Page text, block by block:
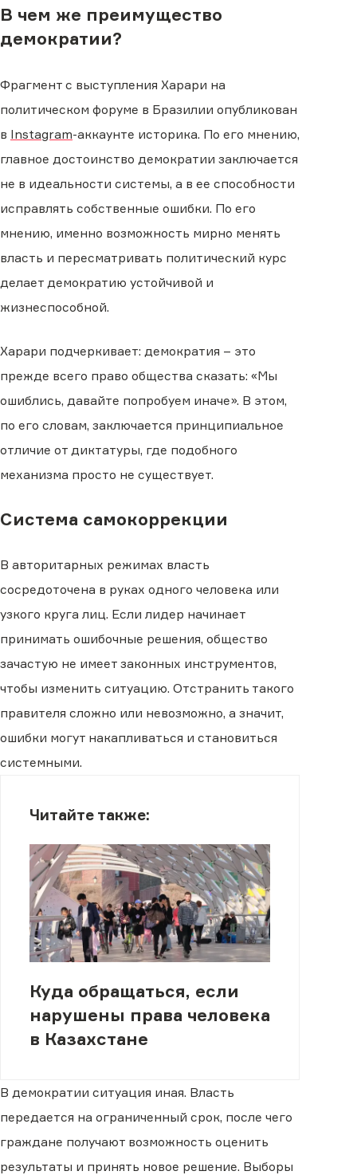
В чем же преимущество
демократии?
Фрагмент с выступления Харари на
политическом форуме в Бразилии опубликован
в Instagram-аккаунте историка. По его мнению,
главное достоинство демократии заключается
не в идеальности системы, а в ее способности
исправлять собственные ошибки. По его
мнению, именно возможность мирно менять
власть и пересматривать политический курс
делает демократию устойчивой и
жизнеспособной.
Харари подчеркивает: демократия – это
прежде всего право общества сказать: «Мы
ошиблись, давайте попробуем иначе». В этом,
по его словам, заключается принципиальное
отличие от диктатуры, где подобного
механизма просто не существует.
Система самокоррекции
В авторитарных режимах власть
сосредоточена в руках одного человека или
узкого круга лиц. Если лидер начинает
принимать ошибочные решения, общество
зачастую не имеет законных инструментов,
чтобы изменить ситуацию. Отстранить такого
правителя сложно или невозможно, а значит,
ошибки могут накапливаться и становиться
системными.
Читайте также:
Куда обращаться, если
нарушены права человека
в Казахстане
В демократии ситуация иная. Власть
передается на ограниченный срок, после чего
граждане получают возможность оценить
результаты и принять новое решение. Выборы